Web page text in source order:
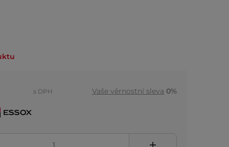
s DPH Vaše věrnostní sleva 0%